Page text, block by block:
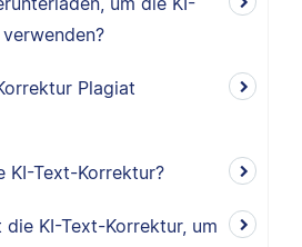
Plagiat
KI-Text-Korrektur?
KI-Text-Korrektur, um